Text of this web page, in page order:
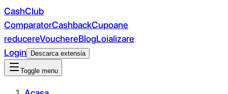
CashClub
ComparatorCashbackCupoane
reducereVouchereBlogLoializare
Login
Descarca extensia
Toggle menu